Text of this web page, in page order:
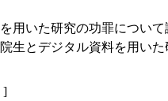
用いた研究の功罪につい
生とデジタル資料を用い
]